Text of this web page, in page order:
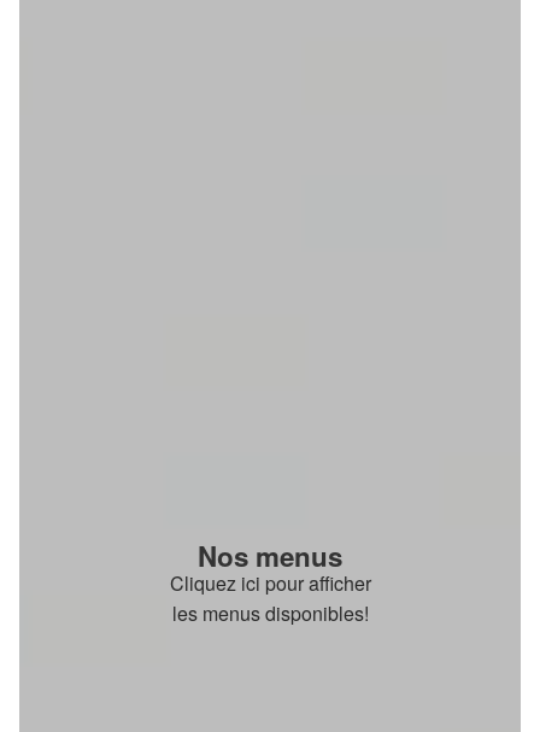
Nos menus
Cliquez ici pour afficher
les menus disponibles!